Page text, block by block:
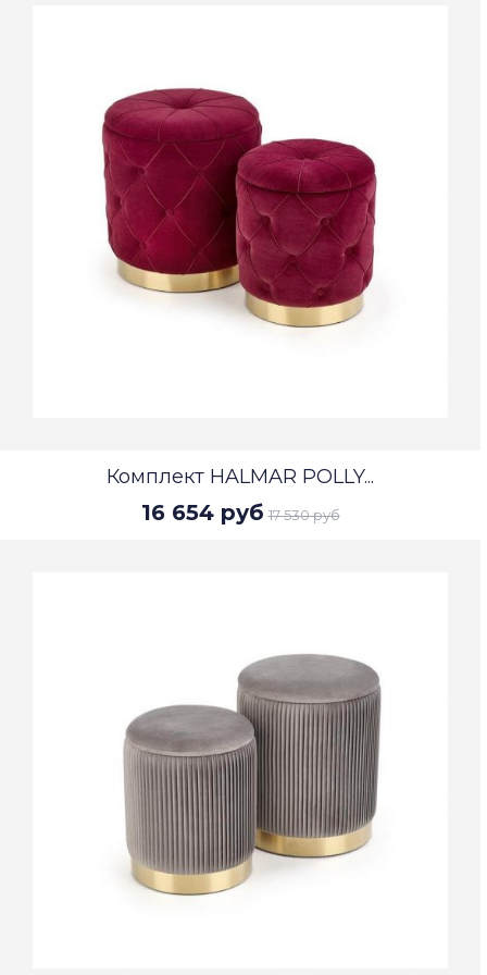
Комплект HALMAR POLLY...
16 654 руб 17 530 руб